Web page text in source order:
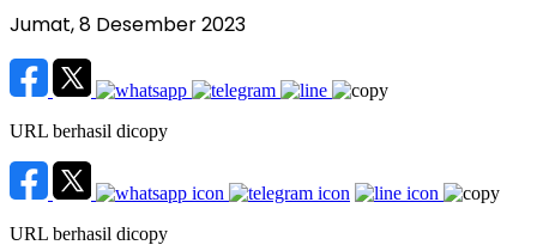
Jumat, 8 Desember 2023
URL berhasil dicopy
URL berhasil dicopy